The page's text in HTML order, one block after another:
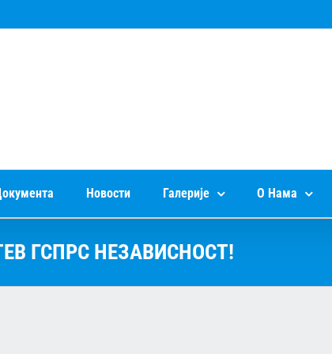
Новости Галерије О Нама
ГСПРС НЕЗАВИСНОСТ!